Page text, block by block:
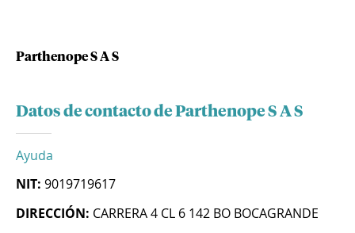
Parthenope S A S
Datos de contacto de Parthenope S A S
Ayuda
NIT: 9019719617
DIRECCIÓN: CARRERA 4 CL 6 142 BO BOCAGRANDE